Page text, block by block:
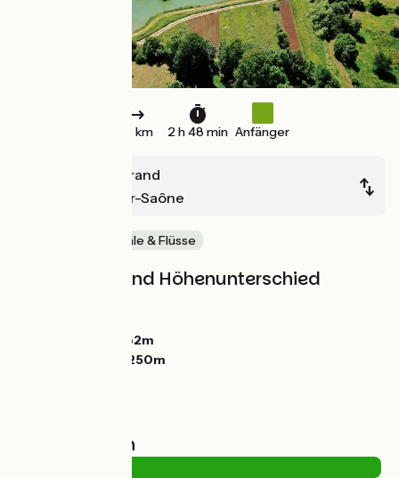
42 km 2 h 48 min Anfänger
Percey-le-Grand
Pontailler-sur-Saône
Malerische Kanäle & Flüsse
Steigungen und Höhenunterschied
182m
250m
Straßentypen